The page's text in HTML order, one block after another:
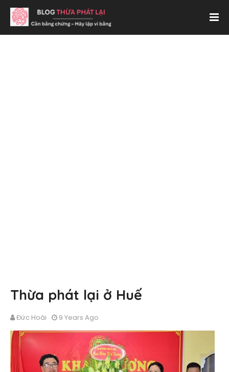
Thừa phát lại ở Huế
Đức Hoài 9 Years Ago